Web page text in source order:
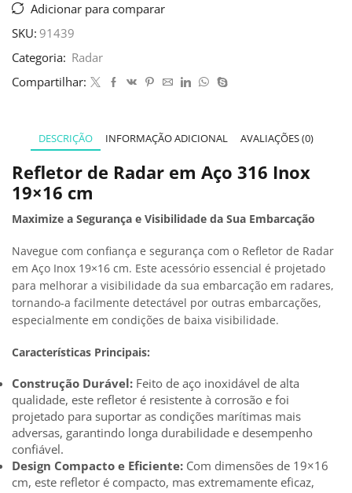
Adicionar para comparar
SKU: 91439
Categoria: Radar
Compartilhar:
DESCRIÇÃO INFORMAÇÃO ADICIONAL AVALIAÇÕES (0)
Refletor de Radar em Aço 316 Inox
19×16 cm
Maximize a Segurança e Visibilidade da Sua Embarcação
Navegue com confiança e segurança com o Refletor de Radar
em Aço Inox 19×16 cm. Este acessório essencial é projetado
para melhorar a visibilidade da sua embarcação em radares,
tornando-a facilmente detectável por outras embarcações,
especialmente em condições de baixa visibilidade.
Características Principais:
Construção Durável: Feito de aço inoxidável de alta
qualidade, este refletor é resistente à corrosão e foi
projetado para suportar as condições marítimas mais
adversas, garantindo longa durabilidade e desempenho
confiável.
Design Compacto e Eficiente: Com dimensões de 19×16
cm, este refletor é compacto, mas extremamente eficaz,